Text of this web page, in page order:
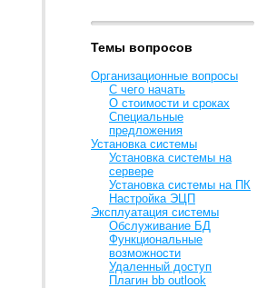
Темы вопросов
Организационные вопросы
С чего начать
О стоимости и сроках
Специальные
предложения
Установка системы
Установка системы на
сервере
Установка системы на ПК
Настройка ЭЦП
Эксплуатация системы
Обслуживание БД
Функциональные
возможности
Удаленный доступ
Плагин bb outlook